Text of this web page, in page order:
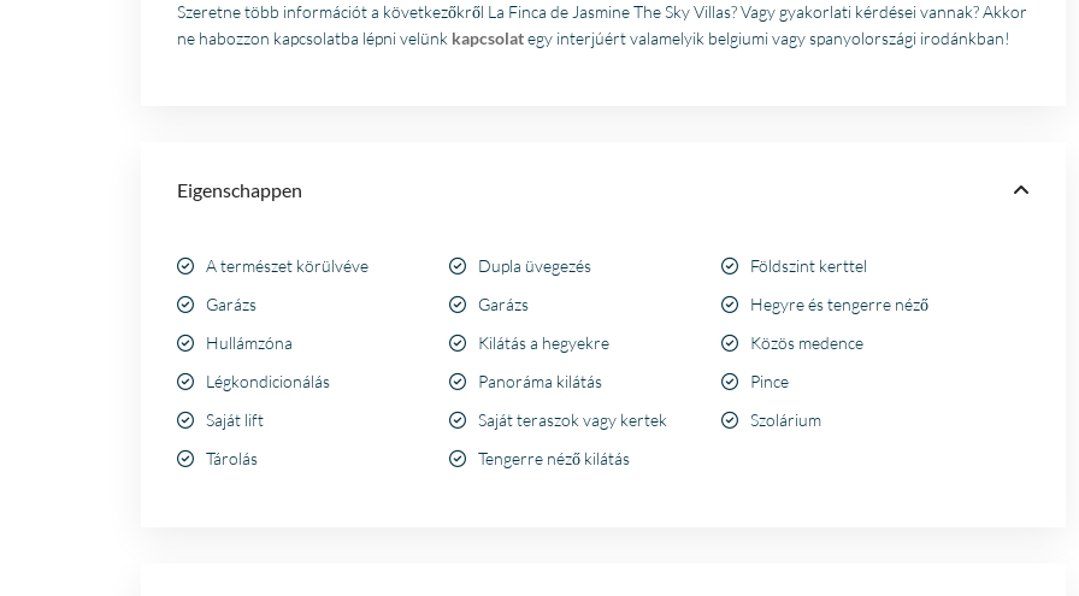
Szeretne több információt a következőkről La Finca de Jasmine The Sky Villas? Vagy gyakorlati kérdései vannak? Akkor
ne habozzon kapcsolatba lépni velünk kapcsolategy interjúért valamelyik belgiumi vagy spanyolországi irodánkban!
Eigenschappen
A természet körülvéve Dupla üvegezés
Földszint kerttel
Garázs
Garázs
Hegyre és tengerre néző
Hullámzóna
Kilátás a hegyekre
Közös medence
Légkondicionálás
Panoráma kilátás
Pince
Saját lift
Saját teraszok vagy kertek
Szolárium
Tárolás
Tengerre néző kilátás